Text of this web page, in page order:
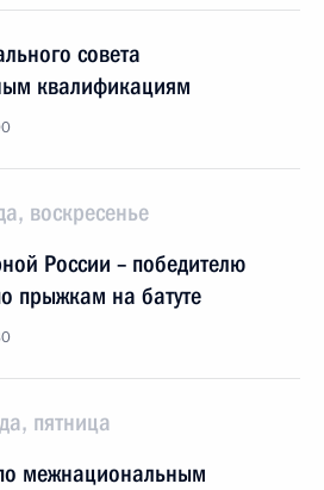
совета
квалификациям
воскресенье
России – победителю
прыжкам на батуте
пятница
межнациональным